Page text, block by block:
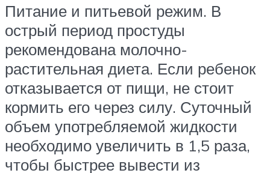
Питание и питьевой режим. В
острый период простуды
рекомендована молочно-
растительная диета. Если ребенок
отказывается от пищи, не стоит
кормить его через силу. Суточный
объем употребляемой жидкости
необходимо увеличить в 1,5 раза,
чтобы быстрее вывести из